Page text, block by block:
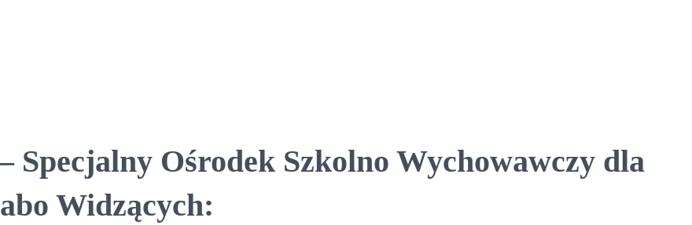
Specjalny Ośrodek Szkolno Wychowawczy dla
Widzących: